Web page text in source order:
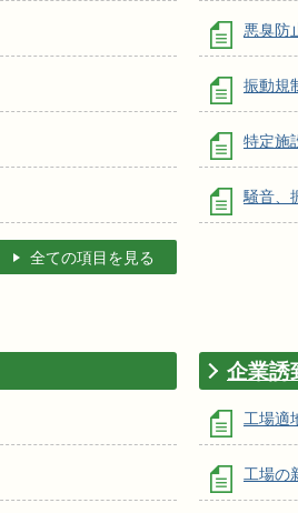
全ての項目を見る
悪臭防
振動規
特定施
騒音、
企業誘
工場適
工場の